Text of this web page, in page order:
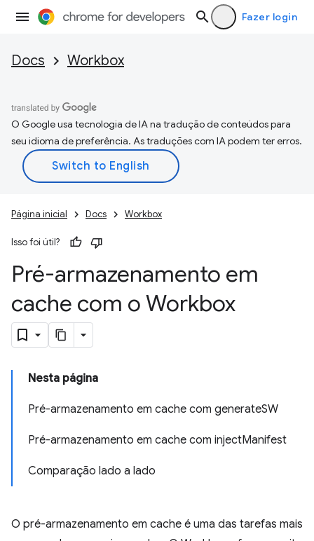
Fazer login
Docs Workbox
O Google usa tecnologia de IA na tradução de conteúdos para
seu idioma de preferência. As traduções com IA podem ter erros.
Página inicial Docs Workbox
Isso foi útil?
Pré-armazenamento em
cache com o Workbox
Nesta página
Pré-armazenamento em cache com generateSW
Pré-armazenamento em cache com injectManifest
Comparação lado a lado
O pré-armazenamento em cache é uma das tarefas mais